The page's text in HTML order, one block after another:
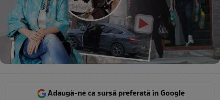
Adaugă-ne ca sursă preferată în Google